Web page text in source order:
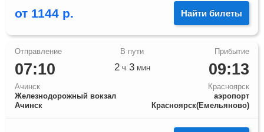
от 1144 р. Найти билеты
07:10
Ачинск
Железнодорожный вокзал
Ачинск
09:13
Красноярск
аэропорт
Красноярск(Емельяново)
2ч 3мин